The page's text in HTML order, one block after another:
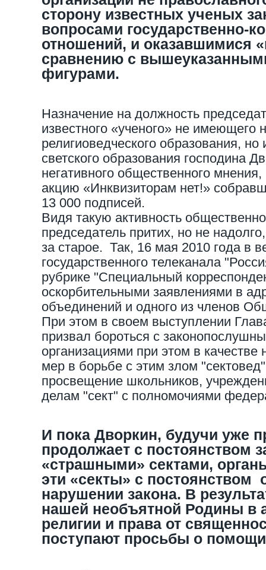
сторону известных ученых
вопросами государственно-
отношений, и оказавшимися
сравнению с
фигурами.
Назначение на должность
известного «ученого» не имеющего
религиоведческого образования,
светского образования господина
негативного общественного
акцию «Инквизиторам нет!»
13 000 подписей.
Видя такую активность
председатель притих, но не
за старое. Так, 16 мая 2010 года в
государственного телеканала
рубрике "Специальный
оскорбительными заявлениями в
объединений и одного из членов
При этом в своем выступлении
призвал бороться с
организациями при этом в
мер в борьбе с этим злом
просвещение школьников,
делам "сект" с полномочиями
И пока Дворкин, будучи уже
продолжает с постоянством
«страшными» сектами,
эти «секты» с постоянством
нарушении закона. В
нашей необъятной Родины в
религии и права от
поступают просьбы о